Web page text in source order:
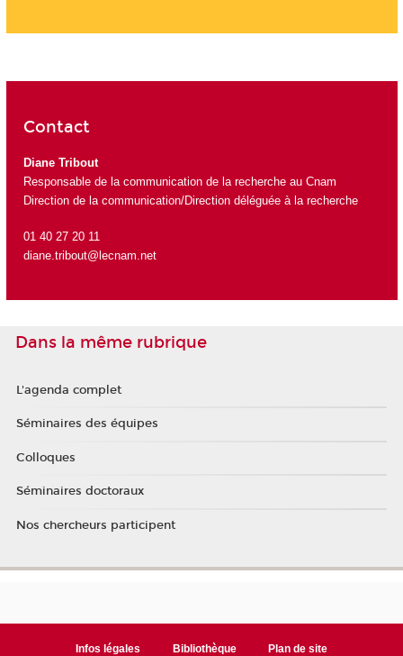
Contact
Diane Tribout
Responsable de la communication de la recherche au Cnam
Direction de la communication/Direction déléguée à la recherche
01 40 27 20 11
diane.tribout@lecnam.net
Dans la même rubrique
L'agenda complet
Séminaires des équipes
Colloques
Séminaires doctoraux
Nos chercheurs participent
Infos légales Bibliothèque Plan de site